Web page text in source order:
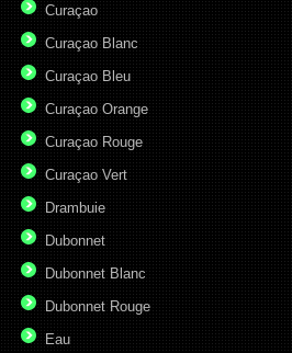
Curaçao
Curaçao Blanc
Curaçao Bleu
Curaçao Orange
Curaçao Rouge
Curaçao Vert
Drambuie
Dubonnet
Dubonnet Blanc
Dubonnet Rouge
Eau